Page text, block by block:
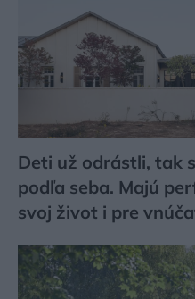
Deti už odrástli, tak
podľa seba. Majú
svoj život i pre